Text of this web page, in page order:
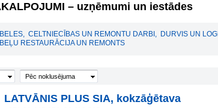
– uzņēmumi un iestādes
, CELTNIECĪBAS UN REMONTU DARBI , DURVIS UN LOGI
RESTAURĀCIJA UN REMONTS
Pēc noklusējuma
LATVĀNIS PLUS SIA, kokzāģētava